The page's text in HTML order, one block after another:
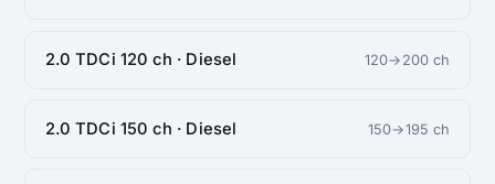
2.0 TDCi 120 ch · Diesel 120→200 ch
2.0 TDCi 150 ch · Diesel 150→195 ch